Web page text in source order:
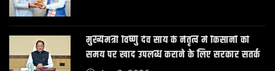
मुख्यमंत्री विष्णु देव साय के नेतृत्व में किसानों को
समय पर खाद उपलब्ध कराने के लिए सरकार सतर्क